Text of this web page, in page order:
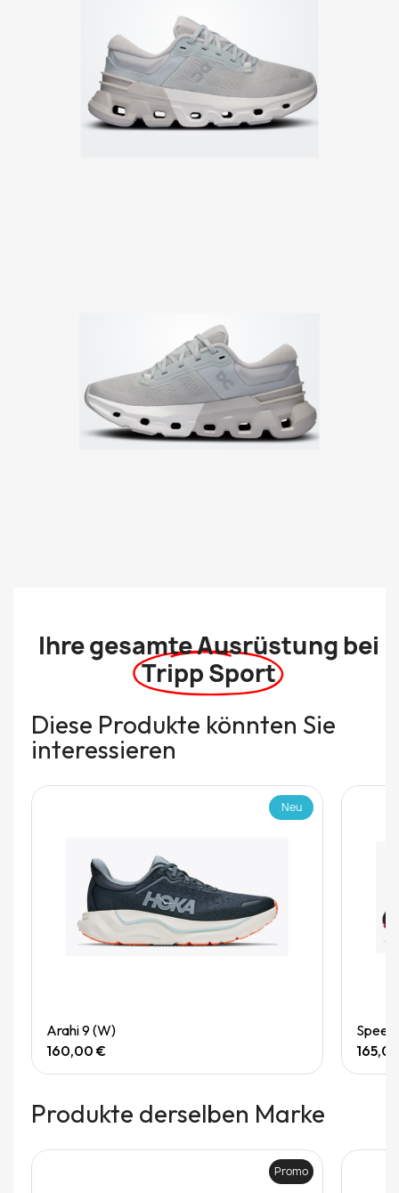
Ihre gesamte Ausrüstung bei
Tripp Sport
Diese Produkte könnten Sie
interessieren
Neu
Arahi 9 (W)
160,00 €
Produkte derselben Marke
Promo